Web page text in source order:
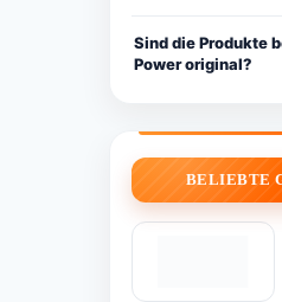
Sind die Produkte
Power original?
BELIEBTE